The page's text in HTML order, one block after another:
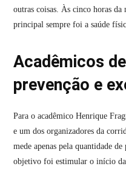
outras coisas. Às cinco horas
principal sempre foi a saúde
Acadêmicos
prevenção e
Para o acadêmico Henrique
e um dos organizadores da
mede apenas pela quantidade
objetivo foi estimular o início